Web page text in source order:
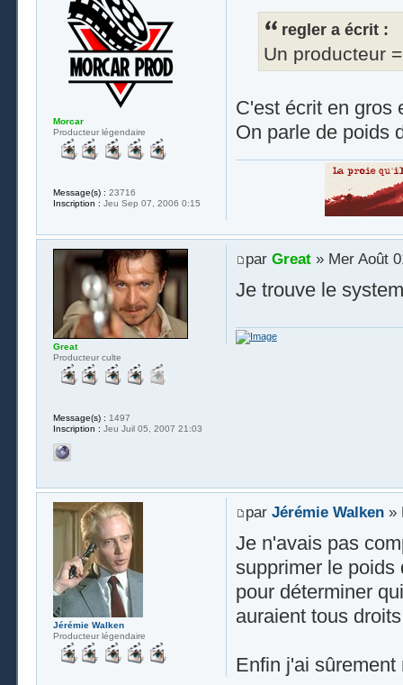
regler a écrit :
Un producteur
C'est écrit en gros
On parle de poids
Morcar
Producteur légendaire
Message(s) : 23716
Inscription : Jeu Sep 07, 2006 0:15
par Great» Mer Août
Je trouve le
Great
Producteur culte
Message(s) : 1497
Inscription : Jeu Juil 05, 2007 21:03
par Jérémie Walken»
Je n'avais pas
supprimer le poids
pour déterminer
auraient tous
Enfin j'ai sûrement
Jérémie Walken
Producteur légendaire